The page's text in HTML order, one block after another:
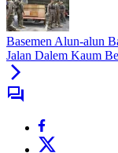
Basemen Alun-alun
Jalan Dalem Kaum